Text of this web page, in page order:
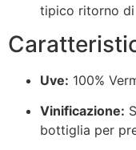
tipico ritorno di
Uve: 100%
Vinificazione:
bottiglia per